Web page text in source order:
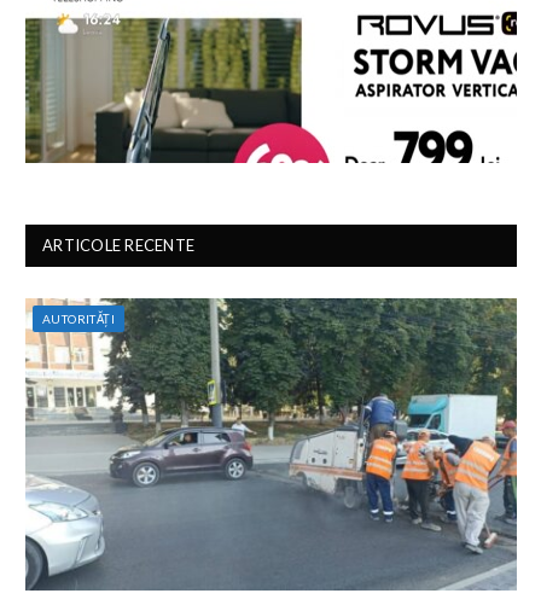
ARTICOLE RECENTE
AUTORITĂȚI